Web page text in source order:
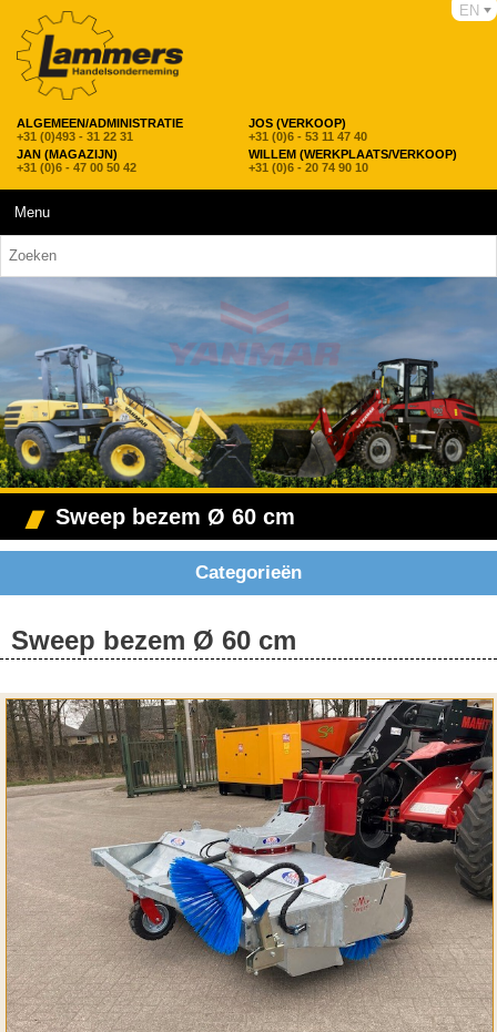
ALGEMEEN/ADMINISTRATIE
+31 (0)493 - 31 22 31
JOS (VERKOOP)
+31 (0)6 - 53 11 47 40
JAN (MAGAZIJN)
+31 (0)6 - 47 00 50 42
WILLEM (WERKPLAATS/VERKOOP)
+31 (0)6 - 20 74 90 10
EN
Menu
Sweep bezem Ø 60 cm
Categorieën
Sweep bezem Ø 60 cm